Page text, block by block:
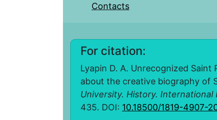
Contacts
For citation:
Lyapin D. A. Unrecognized
about the creative biography of
University. History. International
435. DOI: 10.18500/1819-4907-